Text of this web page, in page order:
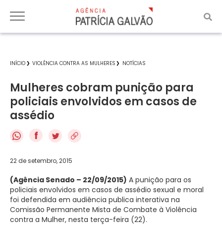
INÍCIO VIOLÊNCIA CONTRA AS MULHERES NOTÍCIAS
Mulheres cobram punição para
policiais envolvidos em casos de
assédio
f
22 de setembro, 2015
(Agência Senado – 22/09/2015) A punição para os
policiais envolvidos em casos de assédio sexual e moral
foi defendida em audiência publica interativa na
Comissão Permanente Mista de Combate à Violência
contra a Mulher, nesta terça-feira (22).